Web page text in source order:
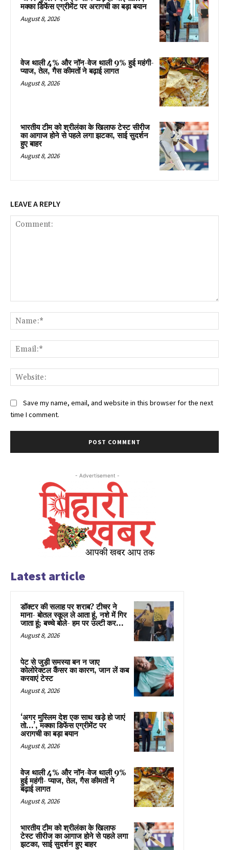
मक्का डिफेंस एग्रीमेंट पर अरागची का बड़ा बयान
August 8, 2026
वेज थाली 4% और नॉन-वेज थाली 9% हुई महंगी-
प्याज, तेल, गैस कीमतों ने बढ़ाई लागत
August 8, 2026
भारतीय टीम को श्रीलंका के खिलाफ टेस्ट सीरीज
का आगाज होने से पहले लगा झटका, साई सुदर्शन
हुए बाहर
August 8, 2026
LEAVE A REPLY
Save my name, email, and website in this browser for the next
time I comment.
- Advertisement -
Latest article
डॉक्टर की सलाह पर शराब? टीचर ने
माना- बोतल स्कूल ले आता हूं, नशे में गिर
जाता हूं; बच्चे बोले- हम पर उल्टी कर...
August 8, 2026
पेट से जुड़ी समस्या बन न जाए
कोलोरेक्टल कैंसर का कारण, जान लें कब
करवाएं टेस्ट
August 8, 2026
‘अगर मुस्लिम देश एक साथ खड़े हो जाएं
तो…’, मक्का डिफेंस एग्रीमेंट पर
अरागची का बड़ा बयान
August 8, 2026
वेज थाली 4% और नॉन-वेज थाली 9%
हुई महंगी- प्याज, तेल, गैस कीमतों ने
बढ़ाई लागत
August 8, 2026
भारतीय टीम को श्रीलंका के खिलाफ
टेस्ट सीरीज का आगाज होने से पहले लगा
झटका, साई सुदर्शन हुए बाहर